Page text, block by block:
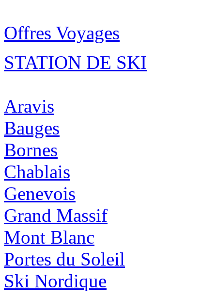
Offres Voyages
STATION DE SKI
Aravis
Bauges
Bornes
Chablais
Genevois
Grand Massif
Mont Blanc
Portes du Soleil
Ski Nordique